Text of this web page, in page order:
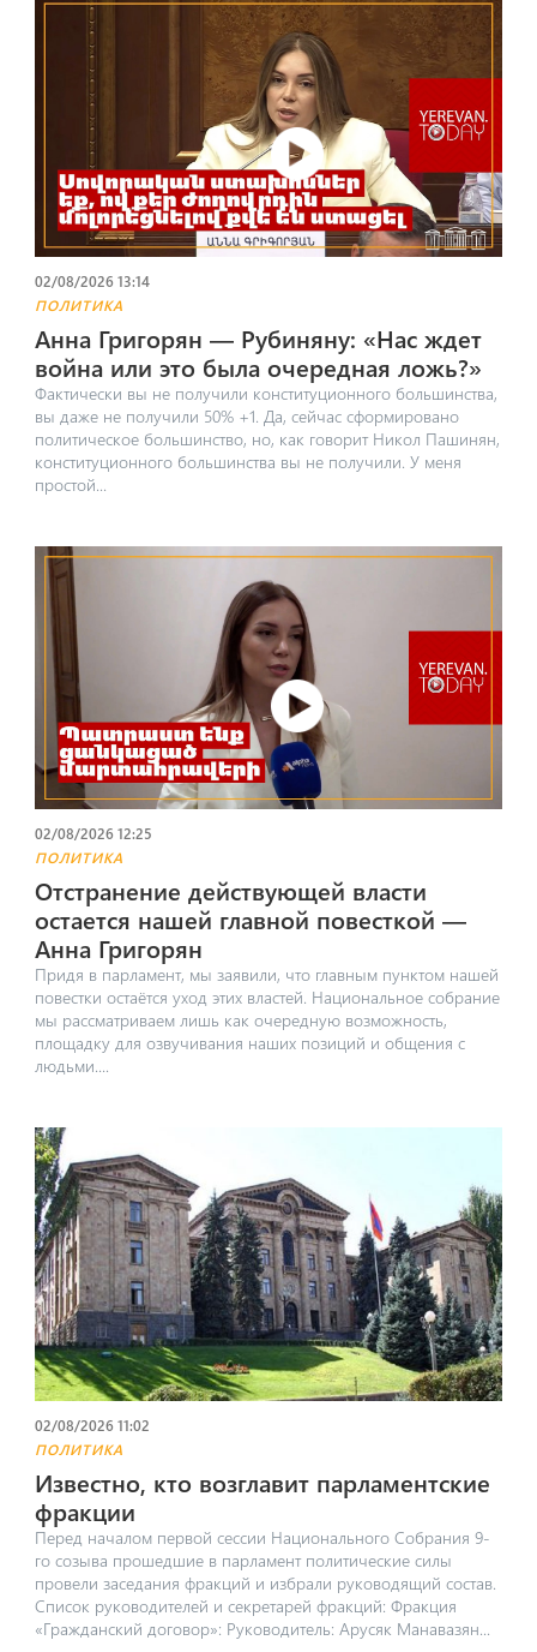
02/08/2026 13:14
ПОЛИТИКА
Анна Григорян — Рубиняну։ «Нас ждет
война или это была очередная ложь?»
Фактически вы не получили конституционного большинства,
вы даже не получили 50% +1. Да, сейчас сформировано
политическое большинство, но, как говорит Никол Пашинян,
конституционного большинства вы не получили. У меня
простой...
02/08/2026 12:25
ПОЛИТИКА
Отстранение действующей власти
остается нашей главной повесткой —
Анна Григорян
Придя в парламент, мы заявили, что главным пунктом нашей
повестки остаётся уход этих властей. Национальное собрание
мы рассматриваем лишь как очередную возможность,
площадку для озвучивания наших позиций и общения с
людьми....
02/08/2026 11:02
ПОЛИТИКА
Известно, кто возглавит парламентские
фракции
Перед началом первой сессии Национального Собрания 9-
го созыва прошедшие в парламент политические силы
провели заседания фракций и избрали руководящий состав.
Список руководителей и секретарей фракций: Фракция
«Гражданский договор»: Руководитель: Арусяк Манавазян...